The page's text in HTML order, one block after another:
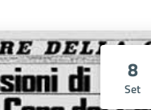
8
Set